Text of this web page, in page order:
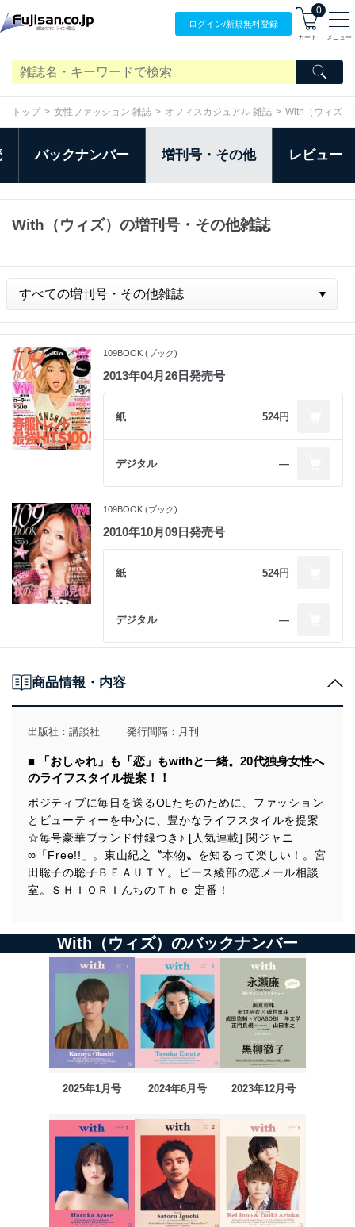
ログイン/新規無料登録
0
カート メニュー
トップ 女性ファッション 雑誌 オフィスカジュアル 雑誌 With（ウィズ）
バックナンバー 増刊号・その他 レビュー
With（ウィズ）の増刊号・その他雑誌
109BOOK (ブック)
2013年04月26日発売号
紙 524円
デジタル ―
109BOOK (ブック)
2010年10月09日発売号
紙 524円
デジタル ―
商品情報・内容
出版社： 講談社 発行間隔：月刊
■ 「おしゃれ」も「恋」もwithと一緒。20代独身女性へ
のライフスタイル提案！！
ポジティブに毎日を送るOLたちのために、ファッション
とビューティーを中心に、豊かなライフスタイルを提案
☆毎号豪華ブランド付録つき♪ [人気連載] 関ジャニ
∞「Free!!」。東山紀之〝本物〟を知るって楽しい！。宮
田聡子の聡子ＢＥＡＵＴＹ。ピース綾部の恋メール相談
室。ＳＨＩＯＲＩんちのＴｈｅ 定番！
With（ウィズ）のバックナンバー
2025年1月号 2024年6月号 2023年12月号